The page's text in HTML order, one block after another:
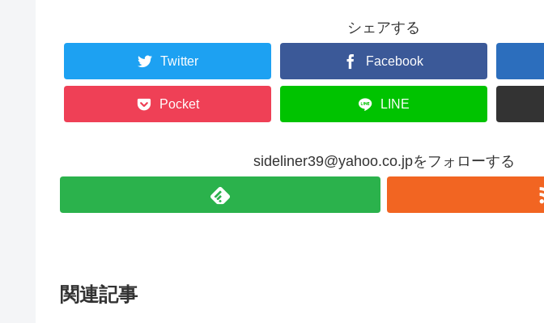
シェアする
Twitter Facebook
Pocket LINE
sideliner39@yahoo.co.jpをフォローする
関連記事